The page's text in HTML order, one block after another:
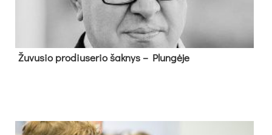
Žu­vu­sio pro­diu­se­rio šak­nys – Plun­gė­je